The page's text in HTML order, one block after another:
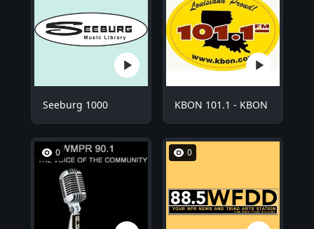
Seeburg 1000 KBON 101.1 - KBON
0 0